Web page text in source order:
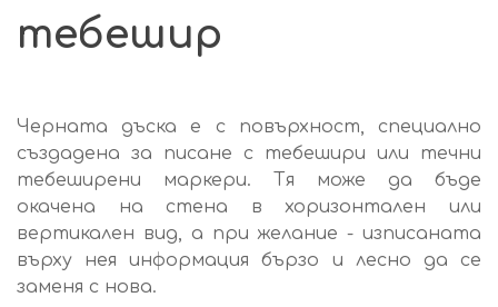
тебешир
Черната дъска е с повърхност, специално
създадена за писане с тебешири или течни
тебеширени маркери. Тя може да бъде
окачена на стена в хоризонтален или
вертикален вид, а при желание - изписаната
върху нея информация бързо и лесно да се
заменя с нова.